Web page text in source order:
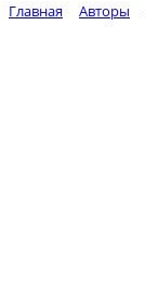
Главная Авторы